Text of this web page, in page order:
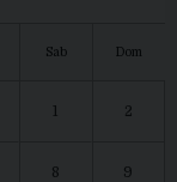
Sab Dom
1 2
8 9